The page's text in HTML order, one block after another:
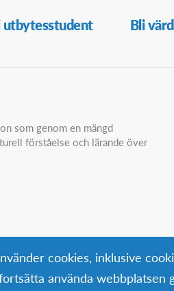
utbytesstudent Bli
som genom en mängd
förståelse och lärande över
cookies, inklusive
använda webbplatsen